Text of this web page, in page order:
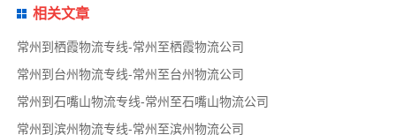
相关文章
常州到栖霞物流专线-常州至栖霞物流公司
常州到台州物流专线-常州至台州物流公司
常州到石嘴山物流专线-常州至石嘴山物流公司
常州到滨州物流专线-常州至滨州物流公司